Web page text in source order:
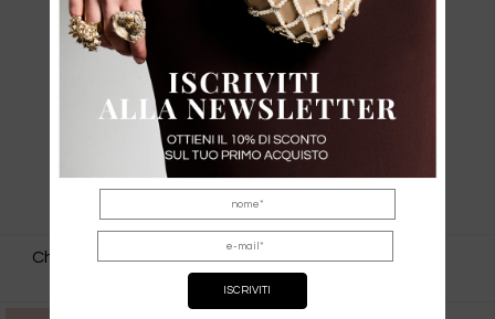
Charm Holli Light Blue Charm Nonnino